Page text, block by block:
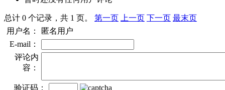
总计 0 个记录，共 1 页。 第一页 上一页 下一页 最末页
用户名：
匿名用户
E-mail：
评论内
容：
验证码：